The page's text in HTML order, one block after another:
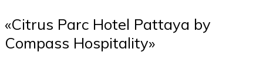
«Citrus Parc Hotel Pattaya by
Compass Hospitality»